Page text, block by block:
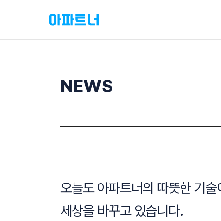
NEWS
오늘도 아파트너의 따뜻한 기술
세상을 바꾸고 있습니다.